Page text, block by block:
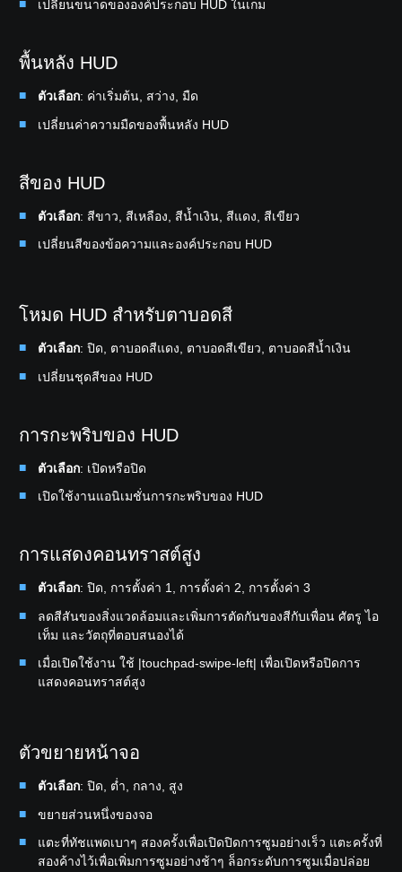
เปลี่ยนขนาดขององค์ประกอบ HUD ในเกม
พื้นหลัง HUD
ตัวเลือก: ค่าเริ่มต้น, สว่าง, มืด
เปลี่ยนค่าความมืดของพื้นหลัง HUD
สีของ HUD
ตัวเลือก: สีขาว, สีเหลือง, สีน้ำเงิน, สีแดง, สีเขียว
เปลี่ยนสีของข้อความและองค์ประกอบ HUD
โหมด HUD สำหรับตาบอดสี
ตัวเลือก: ปิด, ตาบอดสีแดง, ตาบอดสีเขียว, ตาบอดสีน้ำเงิน
เปลี่ยนชุดสีของ HUD
การกะพริบของ HUD
ตัวเลือก: เปิดหรือปิด
เปิดใช้งานแอนิเมชั่นการกะพริบของ HUD
การแสดงคอนทราสต์สูง
ตัวเลือก: ปิด, การตั้งค่า 1, การตั้งค่า 2, การตั้งค่า 3
ลดสีสันของสิ่งแวดล้อมและเพิ่มการตัดกันของสีกับเพื่อน ศัตรู ไอ
เท็ม และวัตถุที่ตอบสนองได้
เมื่อเปิดใช้งาน ใช้ |touchpad-swipe-left| เพื่อเปิดหรือปิดการ
แสดงคอนทราสต์สูง
ตัวขยายหน้าจอ
ตัวเลือก: ปิด, ต่ำ, กลาง, สูง
ขยายส่วนหนึ่งของจอ
แตะที่ทัชแพดเบาๆ สองครั้งเพื่อเปิดปิดการซูมอย่างเร็ว แตะครั้งที่
สองค้างไว้เพื่อเพิ่มการซูมอย่างช้าๆ ล็อกระดับการซูมเมื่อปล่อย